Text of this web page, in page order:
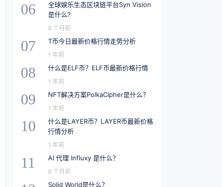
06
全球娱乐生态区块链平台Syn Vision
是什么?
8 个月前
07 T币今日最新价格行情走势分析
1 年前
08 什么是ELF币？ELF币最新价格行情
1 年前
09 NFT解决方案PolkaCipher是什么？
1 年前
10
什么是LAYER币？LAYER币最新价格
行情分析
1 年前
11 AI 代理 Influxy 是什么？
8 个月前
Solid World是什么？